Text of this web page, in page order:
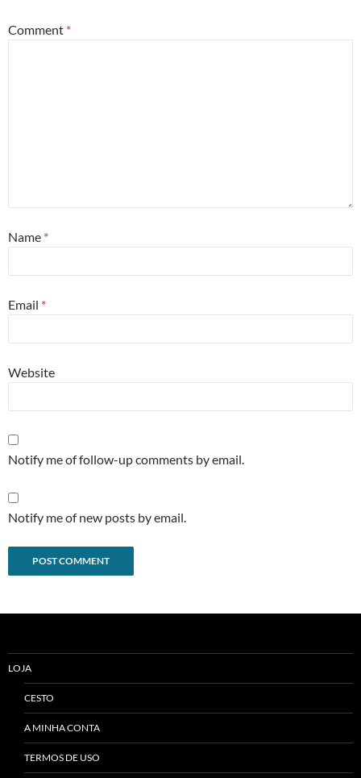
Comment *
Name *
Email *
Website
Notify me of follow-up comments by email.
Notify me of new posts by email.
LOJA
CESTO
A MINHA CONTA
TERMOS DE USO